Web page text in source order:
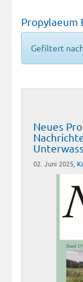
Propylaeum
Gefiltert
Neues
02. Juni 2025,